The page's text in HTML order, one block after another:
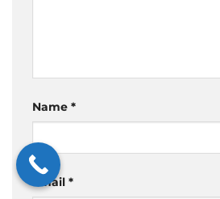
Name *
Email *